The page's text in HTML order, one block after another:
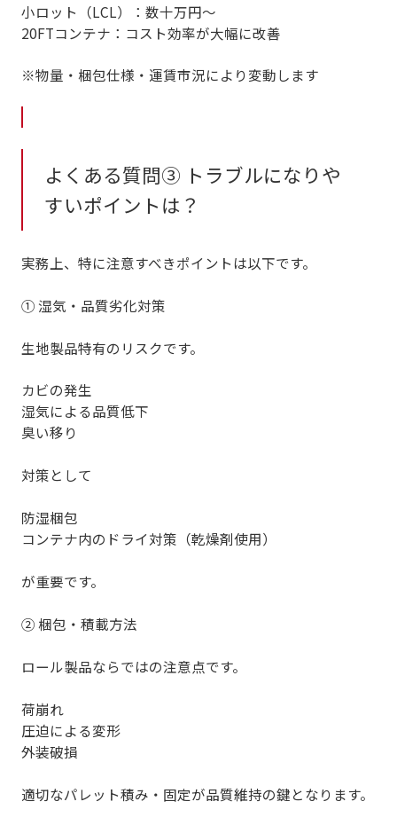
小ロット（LCL）：数十万円〜
20FTコンテナ：コスト効率が大幅に改善
※物量・梱包仕様・運賃市況により変動します
よくある質問③ トラブルになりや
すいポイントは？
実務上、特に注意すべきポイントは以下です。
① 湿気・品質劣化対策
生地製品特有のリスクです。
カビの発生
湿気による品質低下
臭い移り
対策として
防湿梱包
コンテナ内のドライ対策（乾燥剤使用）
が重要です。
② 梱包・積載方法
ロール製品ならではの注意点です。
荷崩れ
圧迫による変形
外装破損
適切なパレット積み・固定が品質維持の鍵となります。